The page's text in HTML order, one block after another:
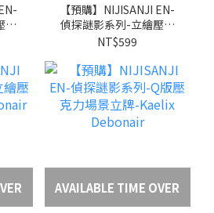
克
【預購】NIJISANJI EN-
偵探謎影系列-立繪壓克
力場景立牌-Kaelix
NT$599
AVAILABLE TIME OVER